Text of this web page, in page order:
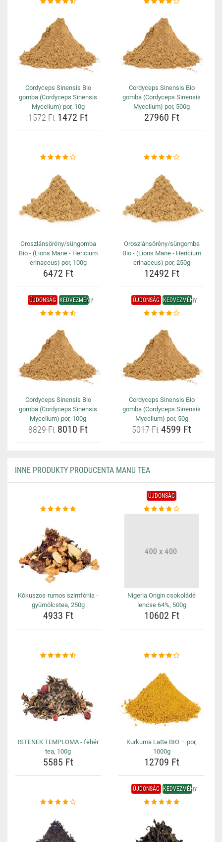
Cordyceps Sinensis Bio
gomba (Cordyceps Sinensis
Mycelium) por, 10g
1572 Ft 1472 Ft
Cordyceps Sinensis Bio
gomba (Cordyceps Sinensis
Mycelium) por, 500g
27960 Ft
Oroszlánsörény/süngomba
Bio - (Lions Mane - Hericium
erinaceus) por, 100g
6472 Ft
Oroszlánsörény/süngomba
Bio - (Lions Mane - Hericium
erinaceus) por, 250g
12492 Ft
ÚJDONSÁG KEDVEZMÉNY
Cordyceps Sinensis Bio
gomba (Cordyceps Sinensis
Mycelium) por, 100g
8829 Ft 8010 Ft
ÚJDONSÁG KEDVEZMÉNY
Cordyceps Sinensis Bio
gomba (Cordyceps Sinensis
Mycelium) por, 50g
5017 Ft 4599 Ft
INNE PRODUKTY PRODUCENTA MANU TEA
Kókuszos-rumos szimfónia -
gyümölcstea, 250g
4933 Ft
ÚJDONSÁG
Nigeria Origin csokoládé
lencse 64%, 500g
10602 Ft
ISTENEK TEMPLOMA - fehér
tea, 100g
5585 Ft
Kurkuma Latte BIO – por,
1000g
12709 Ft
ÚJDONSÁG KEDVEZMÉNY